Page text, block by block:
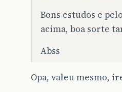
Bons estudos e
acima, boa sorte
Abss
Opa, valeu mesmo,